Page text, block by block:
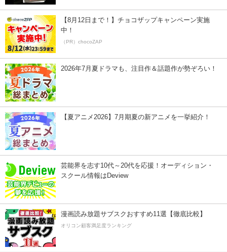
【8月12日まで！】チョコザップキャンペーン実施
中！
（PR）chocoZAP
2026年7月夏ドラマも、注目作＆話題作が勢ぞろい！
【夏アニメ2026】7月期夏の新アニメを一挙紹介！
芸能界を志す10代～20代を応援！オーディション・
スクール情報はDeview
漫画読み放題サブスクおすすめ11選【徹底比較】
オリコン顧客満足度ランキング